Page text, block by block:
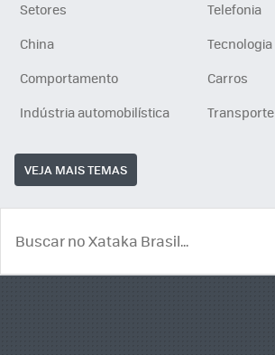
Setores
Telefonia
China
Tecnologia
Comportamento
Carros
Indústria automobilística
Transporte
VEJA MAIS TEMAS